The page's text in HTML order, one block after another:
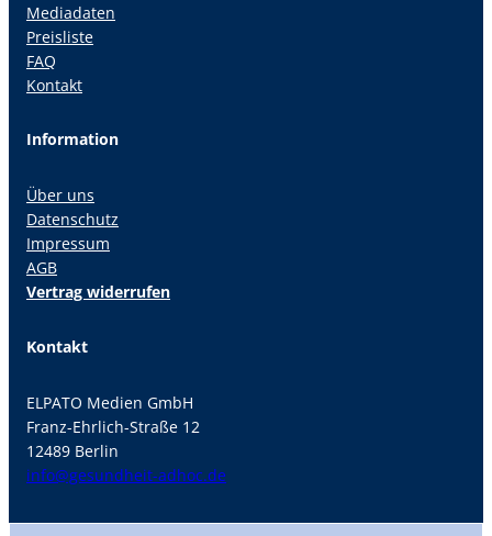
Mediadaten
Preisliste
FAQ
Kontakt
Information
Über uns
Datenschutz
Impressum
AGB
Vertrag widerrufen
Kontakt
ELPATO Medien GmbH
Franz-Ehrlich-Straße 12
12489 Berlin
info@gesundheit-adhoc.de